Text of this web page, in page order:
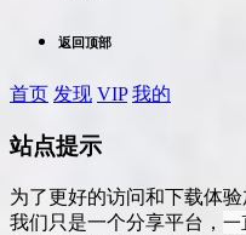
返回顶部
首页 发现 VIP 我的
站点提示
为了更好的访问和下载体
我们只是一个分享平台， 一